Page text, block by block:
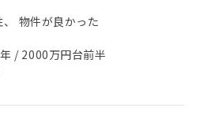
物件が良かった
/ 2000万円台前半